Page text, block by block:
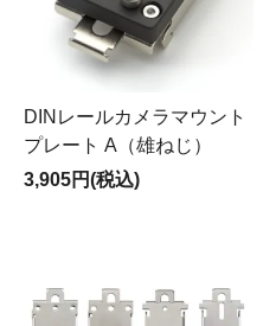
DINレールカメラマウント
プレート A（雄ねじ）
3,905円(税込)